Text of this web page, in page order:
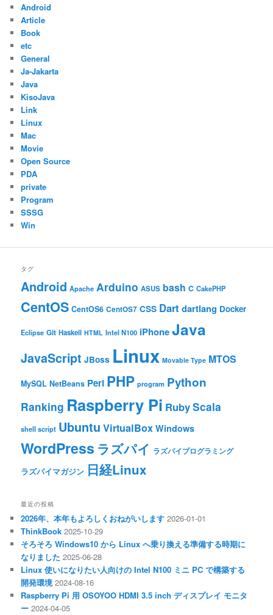
Android
Article
Book
etc
General
Ja-Jakarta
Java
KisoJava
Link
Linux
Mac
Movie
Open Source
PDA
private
Program
SSSG
Win
タグ
Android Apache Arduino ASUS bash C CakePHP
CentOS CentOS6 CentOS7 CSS Dart dartlang Docker
Eclipse Git Haskell HTML Intel N100 iPhoneJava
JavaScript JBoss Linux Movable Type MTOS
MySQL NetBeans Perl PHP program Python
Ranking Raspberry Pi RubyScala
shell script Ubuntu VirtualBox Windows
WordPress ラズパイ ラズパイプログラミング
ラズパイマガジン 日経Linux
最近の投稿
2026年、本年もよろしくおねがいします 2026-01-01
ThinkBook 2025-10-29
そろそろ Windows10 から Linux へ乗り換える準備する時期に
なりました 2025-06-28
Linux 使いになりたい人向けの Intel N100 ミニ PC で構築する
開発環境 2024-08-16
Raspberry Pi 用 OSOYOO HDMI 3.5 inch ディスプレイ モニタ
ー 2024-04-05